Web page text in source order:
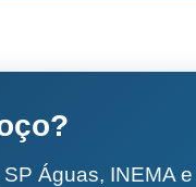
Águas, INEMA